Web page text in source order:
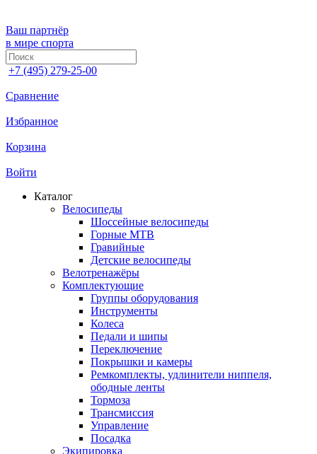
Ваш партнёр
в мире спорта
+7 (495) 279-25-00
Сравнение
Избранное
Корзина
Войти
Каталог
Велосипеды
Шоссейные велосипеды
Горные МTB
Гравийные
Детские велосипеды
Велотренажёры
Комплектующие
Группы оборудования
Инструменты
Колеса
Педали и шипы
Переключение
Покрышки и камеры
Ремкомплекты, удлинители ниппеля,
ободные ленты
Тормоза
Трансмиссия
Управление
Посадка
Экипировка